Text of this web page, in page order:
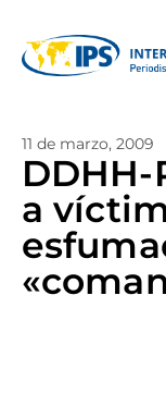
11 de marzo, 2009
DDHH-
a